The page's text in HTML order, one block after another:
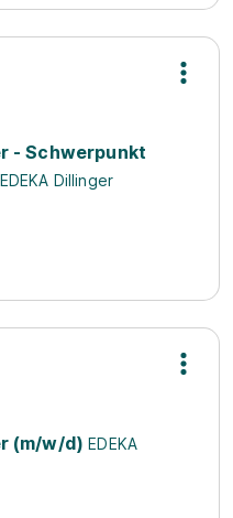
- Schwerpunkt
EDEKA Dillinger
(m/w/d) EDEKA